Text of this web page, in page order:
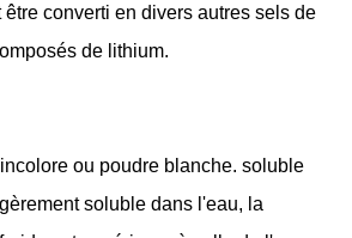
converti en divers autres sels de
de lithium.
ou poudre blanche. soluble
soluble dans l'eau, la